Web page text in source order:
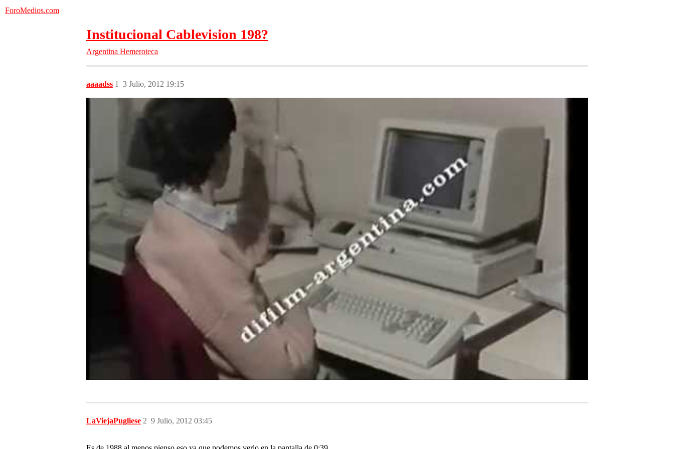
ForoMedios.com
Institucional Cablevision 198?
Argentina Hemeroteca
aaaadss 3 Julio, 2012 19:15
1
LaViejaPugliese 9 Julio, 2012 03:45
2